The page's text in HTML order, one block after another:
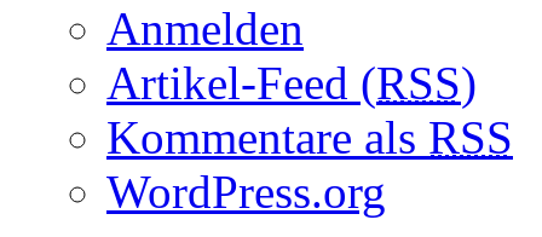
Anmelden
Artikel-Feed (RSS)
Kommentare als RSS
WordPress.org